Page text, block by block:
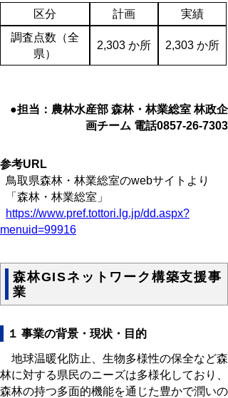
区分 計画
実績
調査点数（全
県）
2,303 か所 2,303 か所
●担当：農林水産部 森林・林業総室 林政企
画チーム 電話0857-26-7303
参考URL
鳥取県森林・林業総室のwebサイトより
「森林・林業総室」
https://www.pref.tottori.lg.jp/dd.aspx?
menuid=99916
森林GISネットワーク構築支援事
業
１ 事業の背景・現状・目的
地球温暖化防止、生物多様性の保全など森
林に対する県民のニーズは多様化しており、
森林の持つ多面的機能を通じた豊かで潤いの